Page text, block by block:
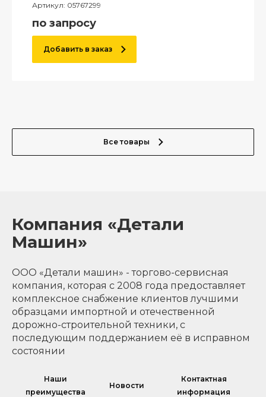
Артикул: 05767299
по запросу
Добавить в заказ
Все товары
Компания «Детали
Машин»
ООО «Детали машин» - торгово-сервисная
компания, которая с 2008 года предоставляет
комплексное снабжение клиентов лучшими
образцами импортной и отечественной
дорожно-строительной техники, с
последующим поддержанием её в исправном
состоянии
Наши
преимущества
Новости
Контактная
информация